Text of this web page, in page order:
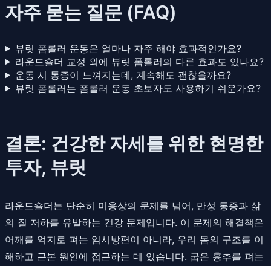
자주 묻는 질문 (FAQ)
뷰릿 폼롤러 운동은 얼마나 자주 해야 효과적인가요?
라운드숄더 교정 외에 뷰릿 폼롤러의 다른 효과도 있나요?
운동 시 통증이 느껴지는데, 계속해도 괜찮을까요?
뷰릿 폼롤러는 폼롤러 운동 초보자도 사용하기 쉬운가요?
결론: 건강한 자세를 위한 현명한
투자, 뷰릿
라운드숄더는 단순히 미용상의 문제를 넘어, 만성 통증과 삶
의 질 저하를 유발하는 건강 문제입니다. 이 문제의 해결책은
어깨를 억지로 펴는 임시방편이 아니라, 우리 몸의 구조를 이
해하고 근본 원인에 접근하는 데 있습니다. 굽은 흉추를 펴는